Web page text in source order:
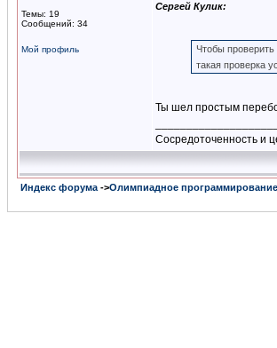
Темы: 19
Сообщений: 34
Мой профиль
Сергей Кулик:
Чтобы проверить
такая проверка
Ты шел простым
Сосредоточенность и
Индекс форума ->Олимпиадное программирование